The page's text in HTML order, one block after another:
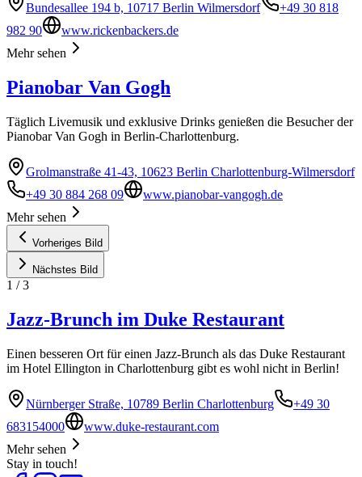
Bundesallee 194 b, 10717 Berlin Wilmersdorf
+49 30 818
982 90
www.rickenbackers.de
Mehr sehen
Pianobar Van Gogh
Täglich Livemusik und exklusive Drinks genießen die Besucher der
Pianobar Van Gogh in Berlin-Charlottenburg.
Grolmanstraße 41-43, 10623 Berlin Charlottenburg-Wilmersdorf
+49 30 884 268 09
www.pianobar-vangogh.de
Mehr sehen
Vorheriges Bild
Nächstes Bild
1 /3
Jazz-Brunch im Duke Restaurant
Einen besseren Ort für einen Jazz-Brunch als das Duke Restaurant
im Hotel Ellington in Charlottenburg gibt es wohl nicht in Berlin!
Nürnberger Straße, 10789 Berlin Charlottenburg
+49 30
683154000
www.duke-restaurant.com
Mehr sehen
Stay in touch!